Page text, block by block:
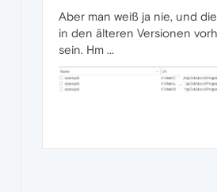
Aber man weiß ja nie, und
in den älteren Versionen
sein. Hm ...